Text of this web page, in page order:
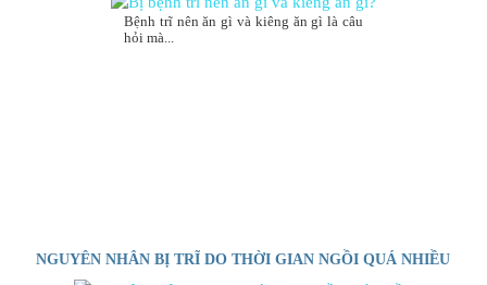
Bệnh trĩ nên ăn gì và kiêng ăn gì là câu
hỏi mà...
NGUYÊN NHÂN BỊ TRĨ DO THỜI GIAN NGỒI QUÁ NHIỀU